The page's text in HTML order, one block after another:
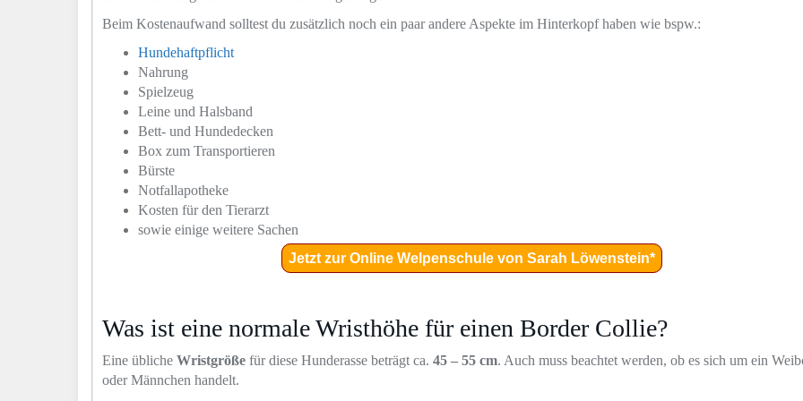
Beim Kostenaufwand solltest du zusätzlich noch ein paar andere Aspekte im Hinterkopf haben wie bspw.:
Hundehaftpflicht
Nahrung
Spielzeug
Leine und Halsband
Bett- und Hundedecken
Box zum Transportieren
Bürste
Notfallapotheke
Kosten für den Tierarzt
sowie einige weitere Sachen
Jetzt zur Online Welpenschule von Sarah Löwenstein*
Was ist eine normale Wristhöhe für einen Border Collie?
Eine übliche Wristgröße für diese Hunderasse beträgt ca. 45 – 55 cm. Auch muss beachtet werden, ob es sich um ein
oder Männchen handelt.